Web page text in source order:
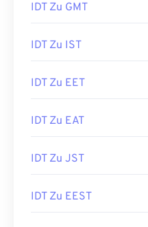
IDT Zu GMT
IDT Zu IST
IDT Zu EET
IDT Zu EAT
IDT Zu JST
IDT Zu EEST